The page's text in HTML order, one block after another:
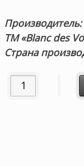
Производитель:
ТМ «Blanc des
Страна
Количество